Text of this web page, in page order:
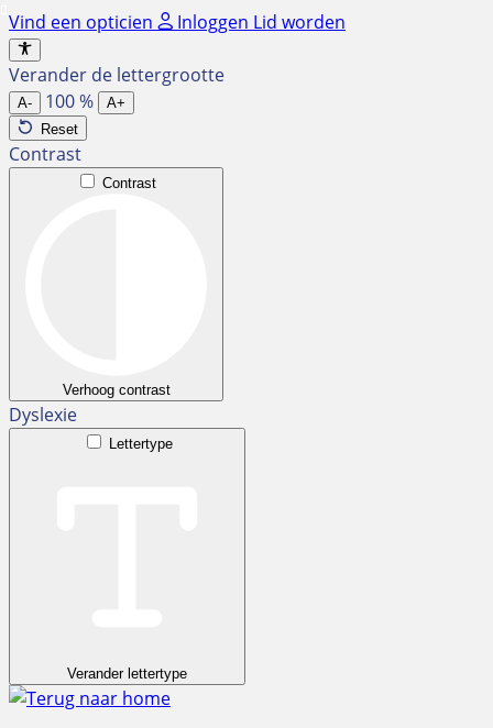
Ga
naar
de
inhoud
Vind een opticien Inloggen Lid worden
Verander de lettergrootte
A- 100%
A+
Reset
Contrast
Contrast
Verhoog contrast
Dyslexie
Lettertype
Verander lettertype